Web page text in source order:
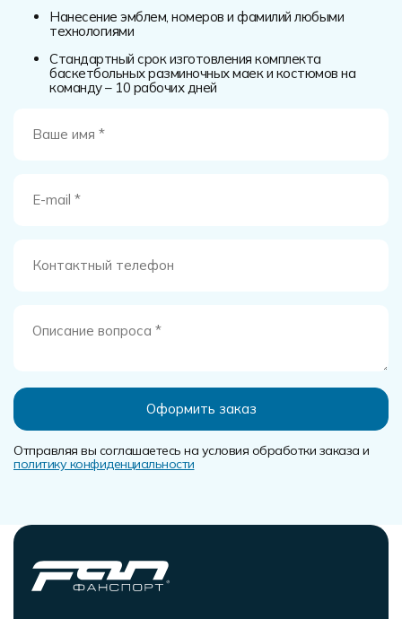
Нанесение эмблем, номеров и фамилий любыми
технологиями
Стандартный срок изготовления комплекта
баскетбольных разминочных маек и костюмов на
команду – 10 рабочих дней
Отправляя вы соглашаетесь на условия обработки заказа и
политику конфиденциальности